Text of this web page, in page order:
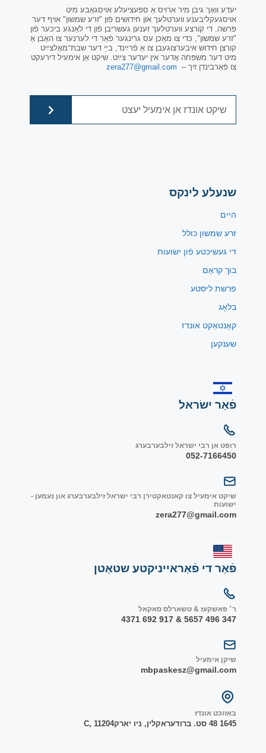
יעדע וואָך גיבן מיר ארויס אַ ספּעציעלע אויסגאַבע מיט
אויסגעקליבענע ווערטלעך און חידושים פֿון "זרע שמשון" אויף דער
פּרשה. די קורצע ווערטלעך זענען געשריבן פֿון די לאַנגע ביכער פֿון
"זרע שמשון", כּדי צו מאַכן עס גרינגער פֿאַר די לערנער צו האָבן אַ
קורצן חידוש איבערצוגעבן צו אַ פֿרײַנד, בײַ דער שבת־מאָלצײַט
מיט דער משפּחה אָדער אין יעדער צײַט. שיקט אַן אימעיל דירעקט
צו פֿאַרבינדן זיך – zera277@gmail.com
שנעלע לינקס
היים
זרע שמשון כולל
די געשיכטע פֿון ישועות
בוך קראָם
פרשת ליסטע
בלאָג
קאָנטאַקט אונדז
שענקען
פֿאַר ישׂראל
רופט אן רבי ישראל זילבערבערג
052-7166450
שיקט אימעיל צו קאנטאקטירן רבי ישראל זילבערבערג און נעמען -
ישועות
zera277@gmail.com
פֿאַר די פֿאַראייניקטע שטאַטן
ר׳ פאשקעז & טשארלס סאקאל
347 496 5657 & 917 692 4371
שיקן אימעיל
mbpaskesz@gmail.com
באַזוכט אונדז
1645 48 סט. ברודער אקלין, ניו יארק C, 11204